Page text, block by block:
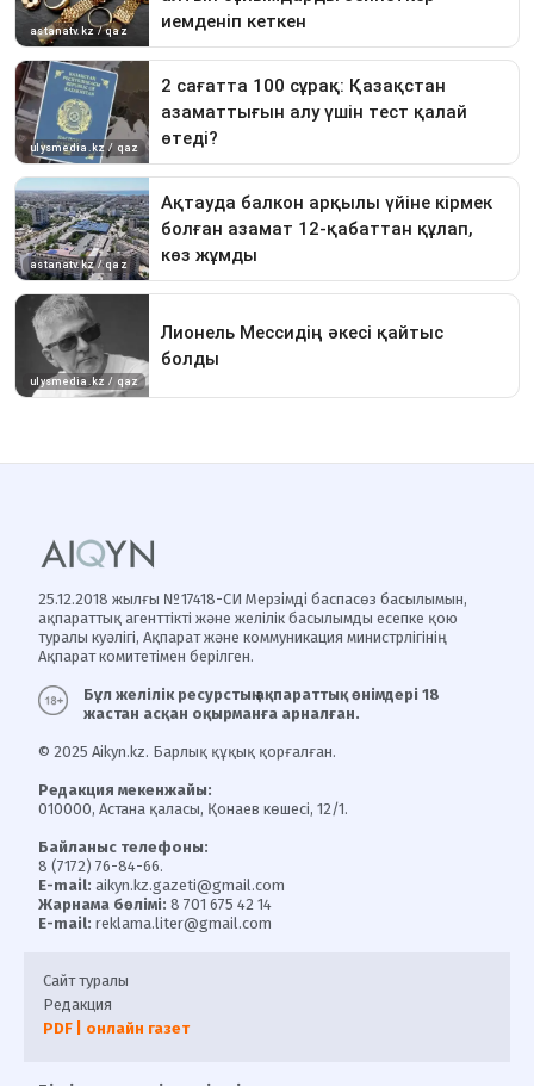
25.12.2018 жылғы №17418-СИ Мерзімді баспасөз басылымын,
ақпараттық агенттікті және желілік басылымды есепке қою
туралы куәлігі, Ақпарат және коммуникация министрлігінің
Ақпарат комитетімен берілген.
Бұл желілік ресурстың ақпараттық өнімдері 18
жастан асқан оқырманға арналған.
© 2025 Aikyn.kz. Барлық құқық қорғалған.
Редакция мекенжайы:
010000, Астана қаласы, Қонаев көшесі, 12/1.
Байланыс телефоны:
8 (7172) 76-84-66.
E-mail: aikyn.kz.gazeti@gmail.com
Жарнама бөлімі: 8 701 675 42 14
E-mail: reklama.liter@gmail.com
Сайт туралы
Редакция
PDF | онлайн газет